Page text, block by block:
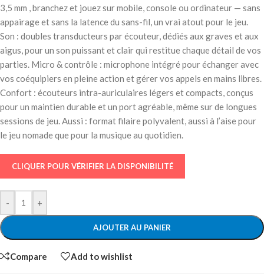
3,5 mm , branchez et jouez sur mobile, console ou ordinateur — sans
appairage et sans la latence du sans-fil, un vrai atout pour le jeu.
Son : doubles transducteurs par écouteur, dédiés aux graves et aux
aigus, pour un son puissant et clair qui restitue chaque détail de vos
parties. Micro & contrôle : microphone intégré pour échanger avec
vos coéquipiers en pleine action et gérer vos appels en mains libres.
Confort : écouteurs intra-auriculaires légers et compacts, conçus
pour un maintien durable et un port agréable, même sur de longues
sessions de jeu. Aussi : format filaire polyvalent, aussi à l’aise pour
le jeu nomade que pour la musique au quotidien.
CLIQUER POUR VÉRIFIER LA DISPONIBILITÉ
- +
AJOUTER AU PANIER
Compare Add to wishlist